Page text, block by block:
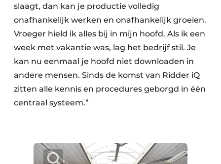
slaagt, dan kan je productie volledig
onafhankelijk werken en onafhankelijk groeien.
Vroeger hield ik alles bij in mijn hoofd. Als ik een
week met vakantie was, lag het bedrijf stil. Je
kan nu eenmaal je hoofd niet downloaden in
andere mensen. Sinds de komst van Ridder iQ
zitten alle kennis en procedures geborgd in één
centraal systeem.”